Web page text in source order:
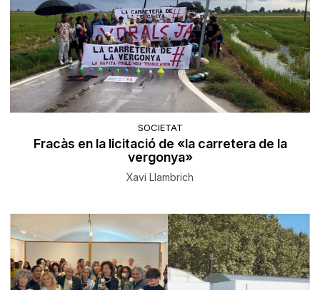
SOCIETAT
Fracàs en la licitació de «la carretera de la
vergonya»
Xavi Llambrich